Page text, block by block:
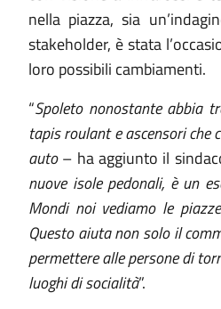
nella piazza, sia
stakeholder, è stata
loro possibili cambiamenti.
“Spoleto nonostante abbia
tapis roulant e ascensori che
auto– ha aggiunto il
nuove isole pedonali, è un
Mondi noi vediamo le
Questo aiuta non solo il
permettere alle persone di
luoghi di socialità”.